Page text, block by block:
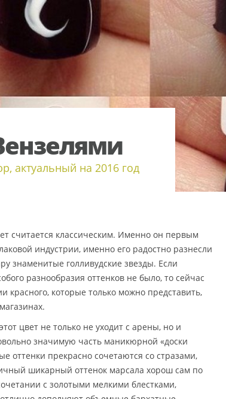
актуальный на 2016 год
считается классическим. Именно он первым
индустрии, именно его радостно разнесли
знаменитые голливудские звезды. Если
разнообразия оттенков не было, то сейчас
красного, которые только можно представить,
цвет не только не уходит с арены, но и
значимую часть маникюрной «доски
оттенки прекрасно сочетаются со стразами,
шикарный оттенок марсала хорош сам по
с золотыми мелкими блестками,